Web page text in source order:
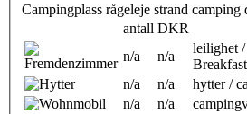
Campingplass rågeleje strand camping
antall DKR
n/a
n/a
leilighet
Breakfast
n/a
n/a
hytter /
n/a
n/a